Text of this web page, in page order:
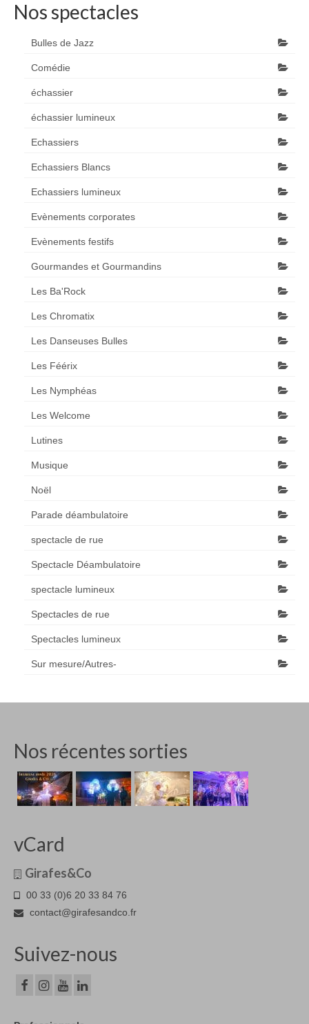
Nos spectacles
Bulles de Jazz
Comédie
échassier
échassier lumineux
Echassiers
Echassiers Blancs
Echassiers lumineux
Evènements corporates
Evènements festifs
Gourmandes et Gourmandins
Les Ba'Rock
Les Chromatix
Les Danseuses Bulles
Les Féérix
Les Nymphéas
Les Welcome
Lutines
Musique
Noël
Parade déambulatoire
spectacle de rue
Spectacle Déambulatoire
spectacle lumineux
Spectacles de rue
Spectacles lumineux
Sur mesure/Autres-
Nos récentes sorties
vCard
Girafes&Co
00 33 (0)6 20 33 84 76
contact@girafesandco.fr
Suivez-nous